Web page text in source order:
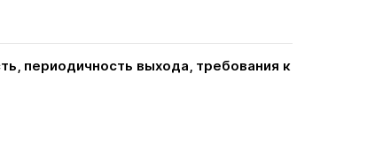
периодичность выхода, требования к